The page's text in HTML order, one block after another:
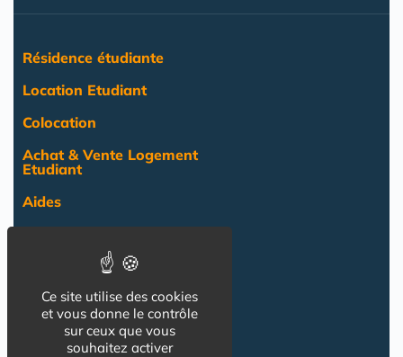
Résidence étudiante
Location Etudiant
Colocation
Achat & Vente Logement
Etudiant
Aides
Pro
NOS AUTRES SITES :
Ce site utilise des cookies
et vous donne le contrôle
sur ceux que vous
souhaitez activer